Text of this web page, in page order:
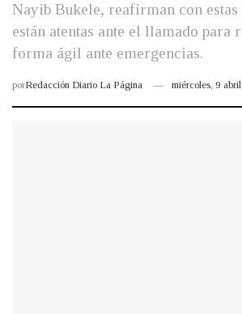
Nayib Bukele, reafirman con estas
están atentas ante el llamado para
forma ágil ante emergencias.
porRedacción Diario La Página miércoles, 9